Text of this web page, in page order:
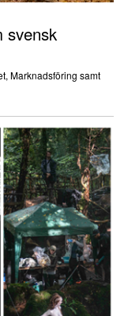
svensk
Marknadsföring samt